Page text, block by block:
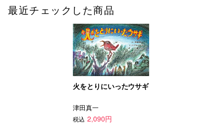
最近チェックした商品
火をとりにいったウサギ
津田真一
税込 2,090円